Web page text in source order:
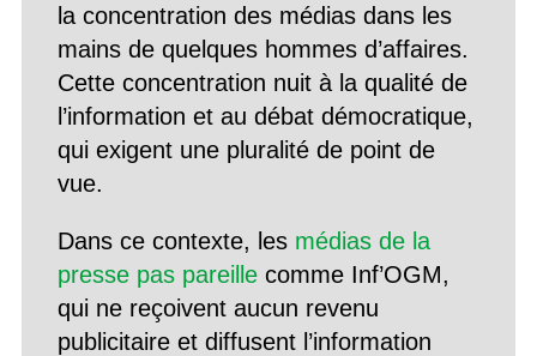
la concentration des médias dans les
mains de quelques hommes d’affaires.
Cette concentration nuit à la qualité de
l’information et au débat démocratique,
qui exigent une pluralité de point de
vue.
Dans ce contexte, les médias de la
presse pas pareillecomme Inf’OGM,
qui ne reçoivent aucun revenu
publicitaire et diffusent l’information